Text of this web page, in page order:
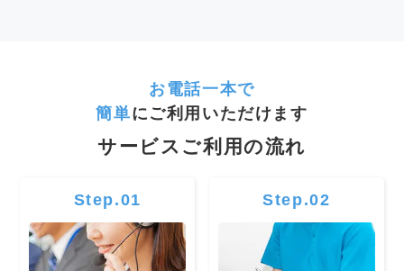
お電話一本で
簡単にご利用いただけます
サービスご利用の流れ
Step.01 Step.02